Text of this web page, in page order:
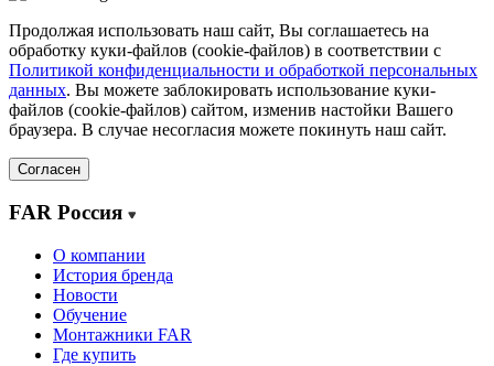
Продолжая использовать наш сайт, Вы соглашаетесь на
обработку куки-файлов (cookie-файлов) в соответствии с
Политикой конфиденциальности и обработкой персональных
данных. Вы можете заблокировать использование куки-
файлов (cookie-файлов) сайтом, изменив настойки Вашего
браузера. В случае несогласия можете покинуть наш сайт.
Согласен
FAR Россия
О компании
История бренда
Новости
Обучение
Монтажники FAR
Где купить